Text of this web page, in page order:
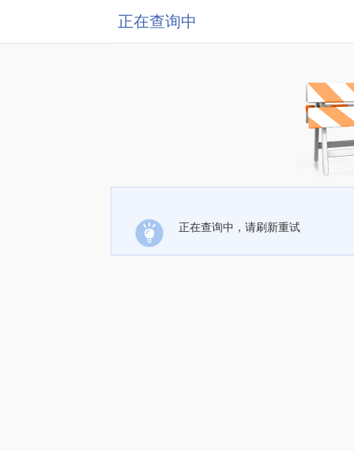
正在查询中
正在查询中，请刷新重试